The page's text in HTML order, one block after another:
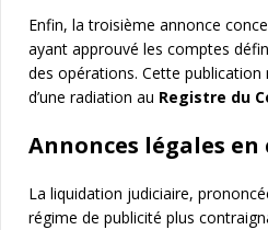
Enfin, la troisième annonce
ayant approuvé les comptes
des opérations. Cette publication
d’une radiation au Registre du
Annonces légales
La liquidation judiciaire,
régime de publicité plus